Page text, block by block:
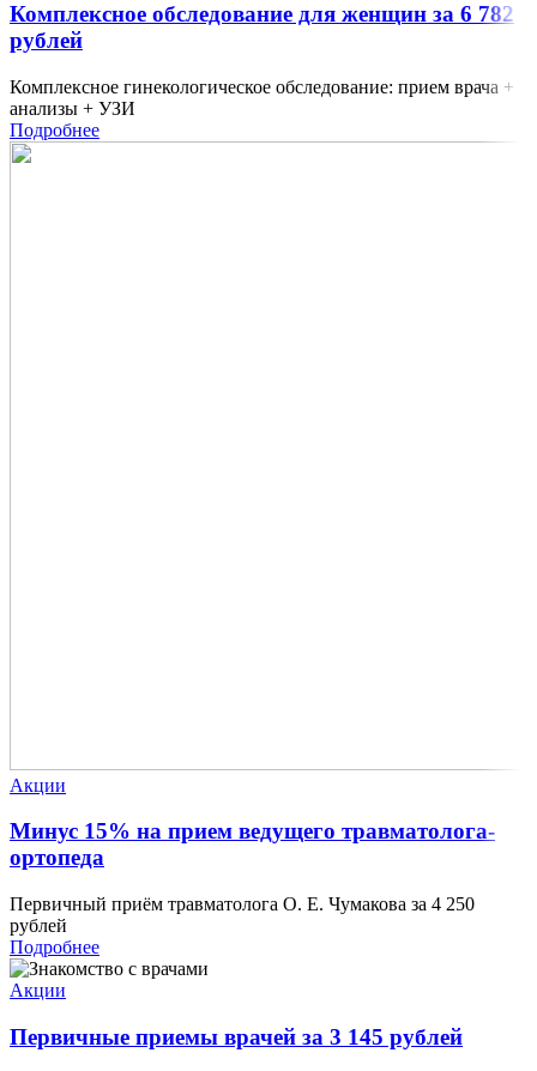
Комплексное обследование для женщин за 6 782
рублей
Комплексное гинекологическое обследование: прием врача +
анализы + УЗИ
Подробнее
Акции
Минус 15% на прием ведущего травматолога-
ортопеда
Первичный приём травматолога О. Е. Чумакова за 4 250
рублей
Подробнее
Акции
Первичные приемы врачей за 3 145 рублей